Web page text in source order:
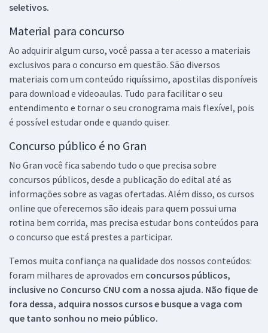
seletivos.
Material para concurso
Ao adquirir algum curso, você passa a ter acesso a materiais
exclusivos para o concurso em questão. São diversos
materiais com um conteúdo riquíssimo, apostilas disponíveis
para download e videoaulas. Tudo para facilitar o seu
entendimento e tornar o seu cronograma mais flexível, pois
é possível estudar onde e quando quiser.
Concurso público é no Gran
No Gran você fica sabendo tudo o que precisa sobre
concursos públicos, desde a publicação do edital até as
informações sobre as vagas ofertadas. Além disso, os cursos
online que oferecemos são ideais para quem possui uma
rotina bem corrida, mas precisa estudar bons conteúdos para
o concurso que está prestes a participar.
Temos muita confiança na qualidade dos nossos conteúdos:
foram milhares de aprovados em concursos públicos,
inclusive no Concurso CNU com a nossa ajuda. Não fique de
fora dessa, adquira nossos cursos e busque a vaga com
que tanto sonhou no meio público.